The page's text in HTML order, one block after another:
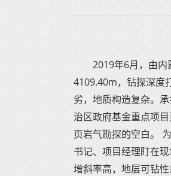
2019年6月，由内
4109.40m，钻探深度
劣，地质构造复杂。
治区政府基金重点项
页岩气勘探的空白。
书记、项目经理盯在
增斜率高，地层可钻